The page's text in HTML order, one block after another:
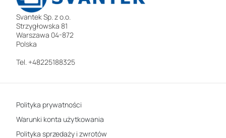
Svantek Sp. z o.o.
Strzygłowska 81
Warszawa 04-872
Polska
Tel. +48225188325
Polityka prywatności
Warunki konta użytkowania
Polityka sprzedaży i zwrotów